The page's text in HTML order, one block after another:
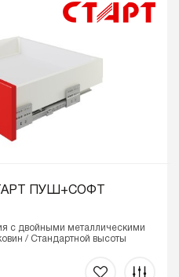
ПУШ+СОФТ
с двойными металлическими
/ Стандартной высоты